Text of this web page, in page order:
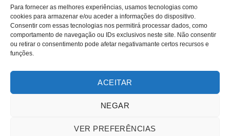
Para fornecer as melhores experiências, usamos tecnologias como
cookies para armazenar e/ou aceder a informações do dispositivo.
Consentir com essas tecnologias nos permitirá processar dados, como
comportamento de navegação ou IDs exclusivos neste site. Não consentir
ou retirar o consentimento pode afetar negativamante certos recursos e
funções.
ACEITAR
NEGAR
VER PREFERÊNCIAS
INFORMAÇÃO LEGAL
Política Privacidade